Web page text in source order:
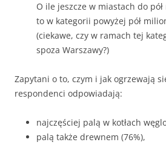
O ile jeszcze w miastach do
to w kategorii powyżej pół
(ciekawe, czy w ramach tej
spoza Warszawy?)
Zapytani o to, czym i jak ogrzewają
respondenci odpowiadają:
najczęściej palą w kotłach
palą także drewnem (76%),